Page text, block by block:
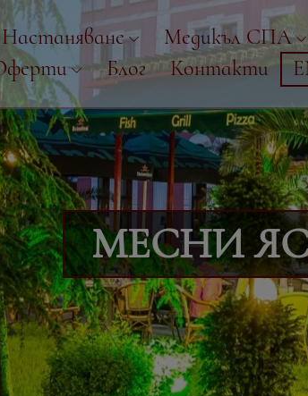
Настаняване Медикъл СПА
Блог Контакти
МЕСНИ